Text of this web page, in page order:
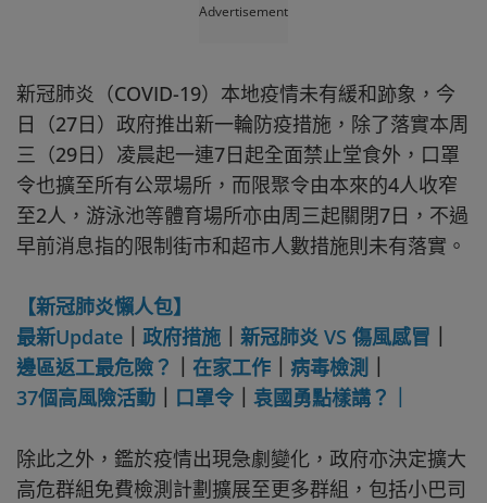
Advertisement
新冠肺炎（COVID-19）本地疫情未有緩和跡象，今
日（27日）政府推出新一輪防疫措施，除了落實本周
三（29日）凌晨起一連7日起全面禁止堂食外，口罩
令也擴至所有公眾場所，而限聚令由本來的4人收窄
至2人，游泳池等體育場所亦由周三起關閉7日，不過
早前消息指的限制街市和超市人數措施則未有落實。
【新冠肺炎懶人包】
最新Update
政府措施 新冠肺炎 VS 傷風感冒
邊區返工最危險？
在家工作 病毒檢測
37個高風險活動
口罩令 袁國勇點樣講？｜
除此之外，鑑於疫情出現急劇變化，政府亦決定擴大
高危群組免費檢測計劃擴展至更多群組，包括小巴司